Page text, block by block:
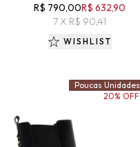
R$ 790,00R$ 632,90
7 X R$ 90,41
WISHLIST
Poucas Unidades
20% OFF